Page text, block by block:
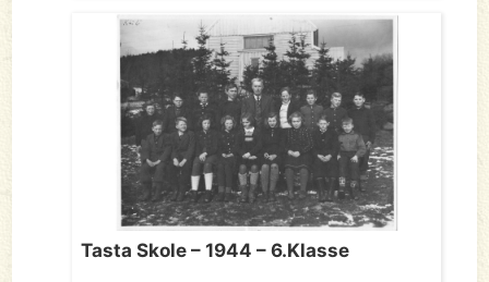
Tasta Skole – 1944 – 6.Klasse